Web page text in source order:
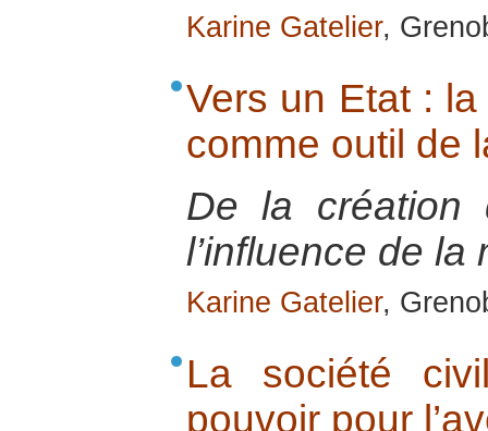
Karine Gatelier,
Vers un Etat :
comme outil de
De la création
l’influence de la
Karine Gatelier,
La société
pouvoir pour